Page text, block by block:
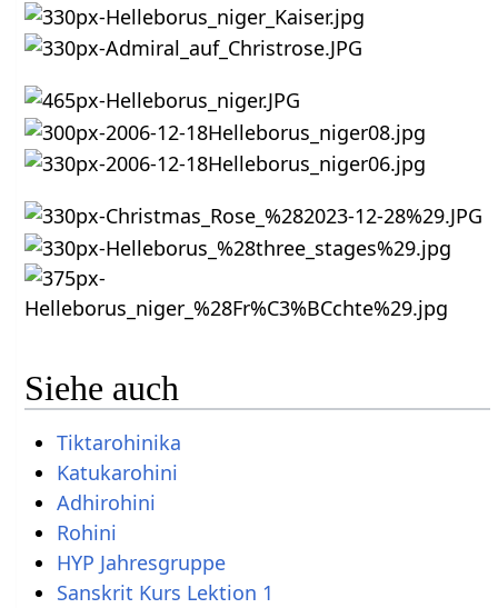
Siehe auch
Tiktarohinika
Katukarohini
Adhirohini
Rohini
HYP Jahresgruppe
Sanskrit Kurs Lektion 1